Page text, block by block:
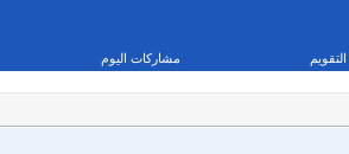
التقويم مشاركات اليوم